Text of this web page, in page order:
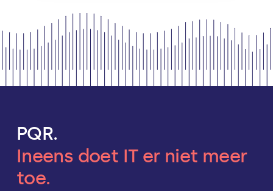
PQR.
Ineens doet IT er niet meer
toe.